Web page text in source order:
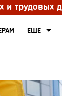
и трудовых
ЕЩЕ